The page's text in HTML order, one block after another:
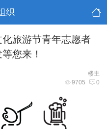
织
旅游节青年志愿者
您来！
楼主
9705 0